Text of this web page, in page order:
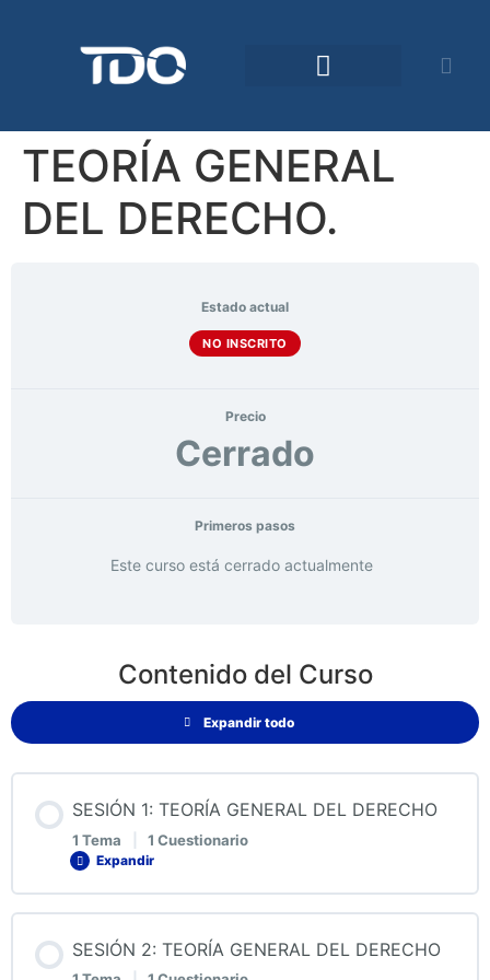
TEORÍA GENERAL
DEL DERECHO.
Estado actual
NO INSCRITO
Precio
Cerrado
Primeros pasos
Este curso está cerrado actualmente
Contenido del Curso
Expandir todo
SESIÓN 1: TEORÍA GENERAL DEL DERECHO
1 Tema 1 Cuestionario
Expandir
0% COMPLETADO
SESIÓN 2: TEORÍA GENERAL DEL DERECHO